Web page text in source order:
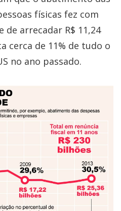
físicas fez com
de arrecadar R$ 11,24
cerca de 11% de tudo o
no ano passado.